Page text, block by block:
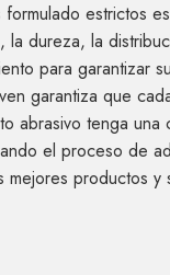
formulado estrictos
la dureza, la
para garantizar
garantiza que
abrasivo tenga
el proceso de
mejores productos y